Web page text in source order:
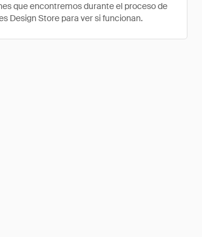
que encontremos durante el proceso de
Design Store para ver si funcionan.